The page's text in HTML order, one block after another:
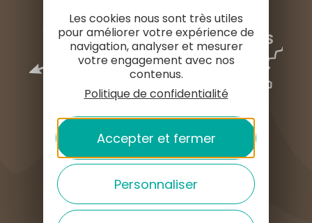
COMMENT VENIR ?
Les cookies nous sont très utiles
pour améliorer votre expérience de
navigation, analyser et mesurer
votre engagement avec nos
contenus.
Politique de confidentialité
Accepter et fermer
Personnaliser